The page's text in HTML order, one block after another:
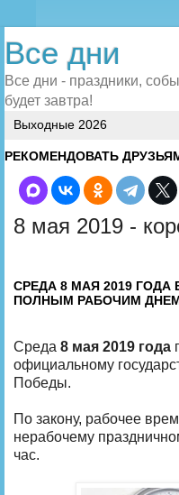
Все дни
Все дни - праздники,
будет завтра!
РЕКОМЕНДОВАТЬ
8 мая 2019 -
СРЕДА 8 МАЯ 2019
ПОЛНЫМ РАБОЧИМ
Среда 8 мая 2019 года
официальному
Победы.
По закону, рабочее
нерабочему
час.